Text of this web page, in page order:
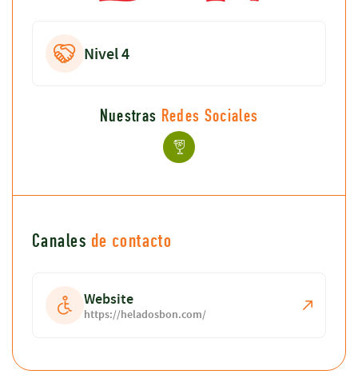
Nivel 4
Nuestras Redes Sociales
Canales de contacto
Website
https://heladosbon.com/